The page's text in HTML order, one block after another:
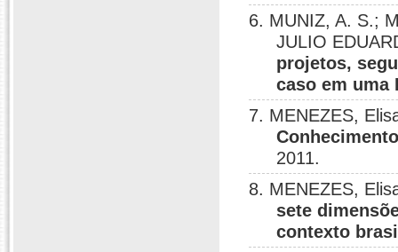
6. MUNIZ, A. S.;
JULIO
projetos,
caso em uma
7. MENEZES,
2011.
8. MENEZES,
sete
contexto